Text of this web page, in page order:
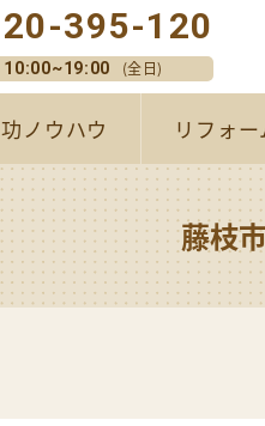
395-120
10:00~19:00 (全日)
ノウハウ リフォ
藤枝市